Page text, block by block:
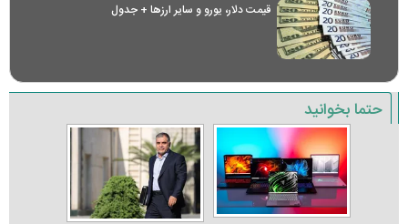
قیمت دلار، یورو و سایر ارز‌ها + جدول
حتما بخوانید